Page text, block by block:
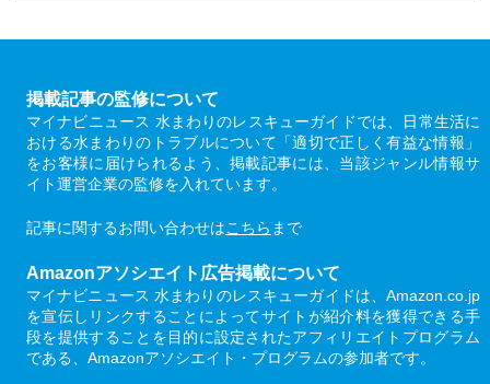
掲載記事の監修について
マイナビニュース 水まわりのレスキューガイドでは、日常生活に
おける水まわりのトラブルについて「適切で正しく有益な情報」
をお客様に届けられるよう、掲載記事には、当該ジャンル情報サ
イト運営企業の監修を入れています。
記事に関するお問い合わせはこちら まで
Amazonアソシエイト広告掲載について
マイナビニュース 水まわりのレスキューガイドは、Amazon.co.jp
を宣伝しリンクすることによってサイトが紹介料を獲得できる手
段を提供することを目的に設定されたアフィリエイトプログラム
である、Amazonアソシエイト・プログラムの参加者です。